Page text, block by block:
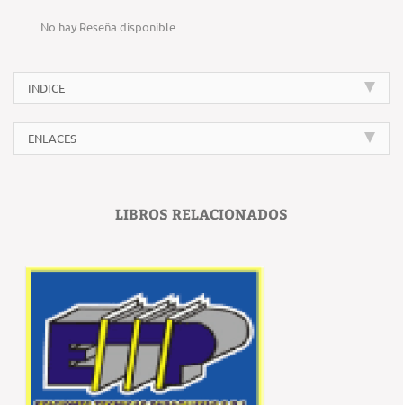
No hay Reseña disponible
INDICE
ENLACES
LIBROS RELACIONADOS